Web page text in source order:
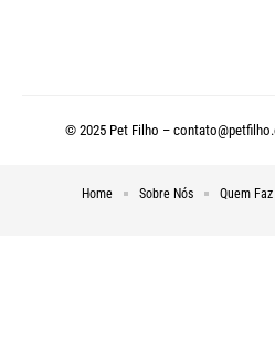
© 2025 Pet Filho –
Home Sobre Nós Quem Faz